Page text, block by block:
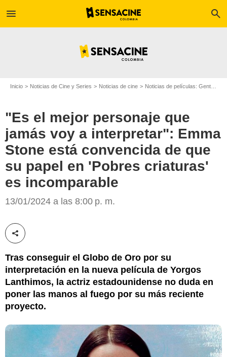
menu search
Inicio Noticias de Cine y Series Noticias de cine Noticias de películas: Gente
"Es el mejor personaje que
jamás voy a interpretar": Emma
Stone está convencida de que
su papel en 'Pobres criaturas'
es incomparable
13/01/2024 a las 8:00 p. m.
Compartir esta noticia
Tras conseguir el Globo de Oro por su
interpretación en la nueva película de Yorgos
Lanthimos, la actriz estadounidense no duda en
poner las manos al fuego por su más reciente
proyecto.
Searchlight Pictures